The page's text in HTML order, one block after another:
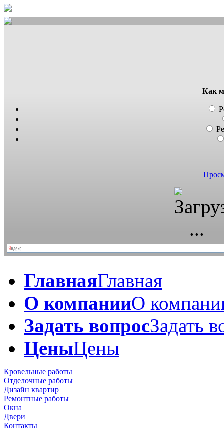
Как
ГлавнаяГлавная
О компанииО
Задать вопросЗадать
ЦеныЦены
Кровельные работы
Отделочные работы
Дизайн квартир
Ремонтные работы
Окна
Двери
Контакты